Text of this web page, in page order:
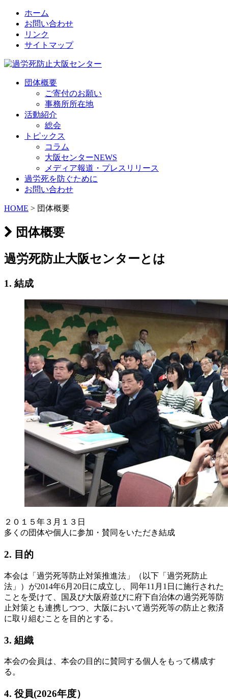
ホーム
お問い合わせ
リンク
サイトマップ
団体概要
ご寄付のお願い
事務所所在地
活動紹介
総会
トピックス
コラム
大阪センターNEWS
メディア報道・プレスリリース
過労死を防ぐために
お問い合わせ
HOME > 団体概要
団体概要
過労死防止大阪センターとは
1. 結成
２０１５年３月１３日
多くの団体や個人に参加・賛同をいただき結成
2. 目的
本会は「過労死等防止対策推進法」（以下「過労死防止
法」）が2014年6月20日に成立し、同年11月1日に施行された
ことを受けて、国及び大阪府並びに府下自治体の過労死等防
止対策とも連携しつつ、大阪において過労死等の防止と救済
に取り組むことを目的とする。
3. 組織
本会の会員は、本会の目的に賛同する個人をもって構成す
る。
4. 役員(2026年度）